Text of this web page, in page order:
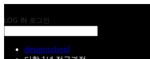
LOG IN 로그인
designschool